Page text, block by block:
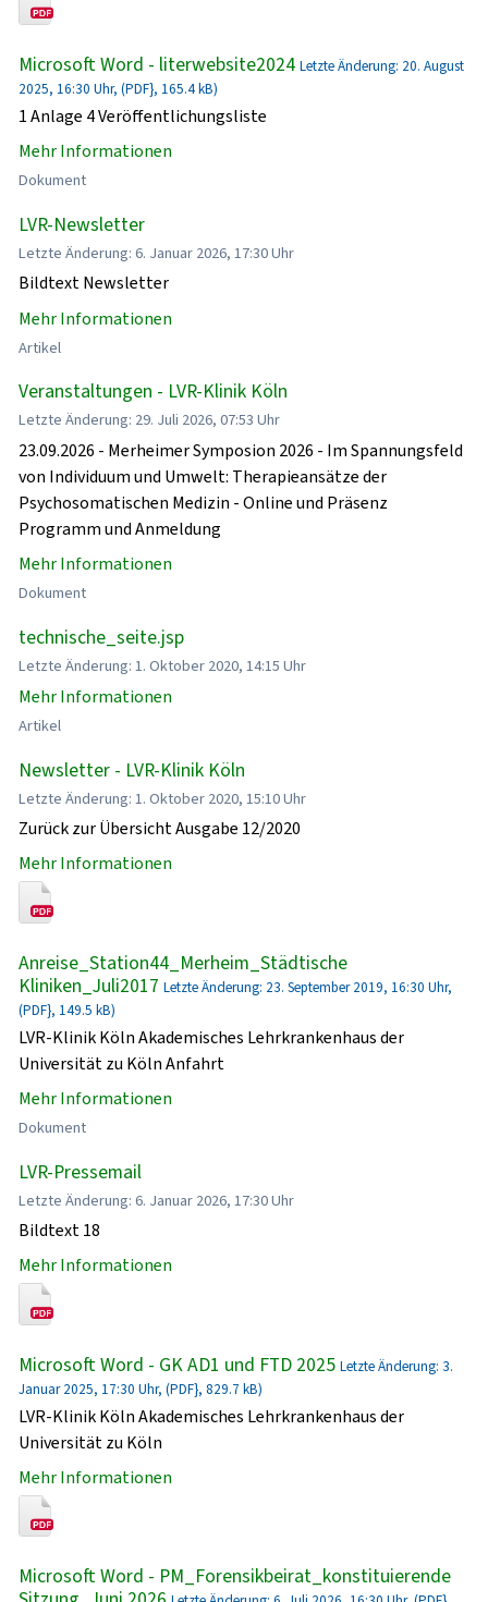
Microsoft Word - literwebsite2024 Letzte Änderung: 20. August
2025, 16:30 Uhr, (PDF}, 165.4 kB)
1 Anlage 4 Veröffentlichungsliste
Mehr Informationen
Dokument
LVR-Newsletter
Letzte Änderung: 6. Januar 2026, 17:30 Uhr
Bildtext Newsletter
Mehr Informationen
Artikel
Veranstaltungen - LVR-Klinik Köln
Letzte Änderung: 29. Juli 2026, 07:53 Uhr
23.09.2026 - Merheimer Symposion 2026 - Im Spannungsfeld
von Individuum und Umwelt: Therapieansätze der
Psychosomatischen Medizin - Online und Präsenz
Programm und Anmeldung
Mehr Informationen
Dokument
technische_seite.jsp
Letzte Änderung: 1. Oktober 2020, 14:15 Uhr
Mehr Informationen
Artikel
Newsletter - LVR-Klinik Köln
Letzte Änderung: 1. Oktober 2020, 15:10 Uhr
Zurück zur Übersicht Ausgabe 12/2020
Mehr Informationen
Anreise_Station44_Merheim_Städtische
Kliniken_Juli2017 Letzte Änderung: 23. September 2019, 16:30 Uhr,
(PDF}, 149.5 kB)
LVR-Klinik Köln Akademisches Lehrkrankenhaus der
Universität zu Köln Anfahrt
Mehr Informationen
Dokument
LVR-Pressemail
Letzte Änderung: 6. Januar 2026, 17:30 Uhr
Bildtext 18
Mehr Informationen
Microsoft Word - GK AD1 und FTD 2025 Letzte Änderung: 3.
Januar 2025, 17:30 Uhr, (PDF}, 829.7 kB)
LVR-Klinik Köln Akademisches Lehrkrankenhaus der
Universität zu Köln
Mehr Informationen
Microsoft Word - PM_Forensikbeirat_konstituierende